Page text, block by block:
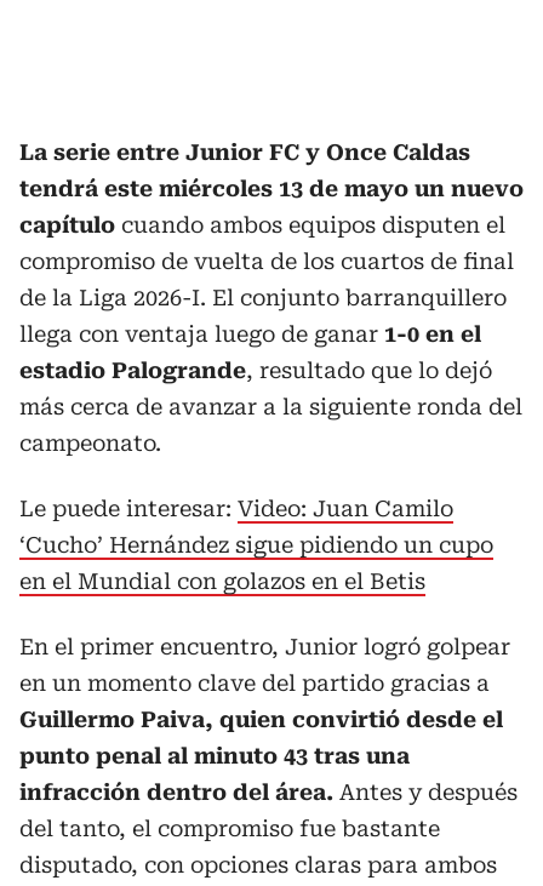
La serie entre Junior FC y Once Caldas
tendrá este miércoles 13 de mayo un nuevo
capítulo cuando ambos equipos disputen el
compromiso de vuelta de los cuartos de final
de la Liga 2026-I. El conjunto barranquillero
llega con ventaja luego de ganar 1-0 en el
estadio Palogrande, resultado que lo dejó
más cerca de avanzar a la siguiente ronda del
campeonato.
Le puede interesar: Video: Juan Camilo
‘Cucho’ Hernández sigue pidiendo un cupo
en el Mundial con golazos en el Betis
En el primer encuentro, Junior logró golpear
en un momento clave del partido gracias a
Guillermo Paiva, quien convirtió desde el
punto penal al minuto 43 tras una
infracción dentro del área. Antes y después
del tanto, el compromiso fue bastante
disputado, con opciones claras para ambos